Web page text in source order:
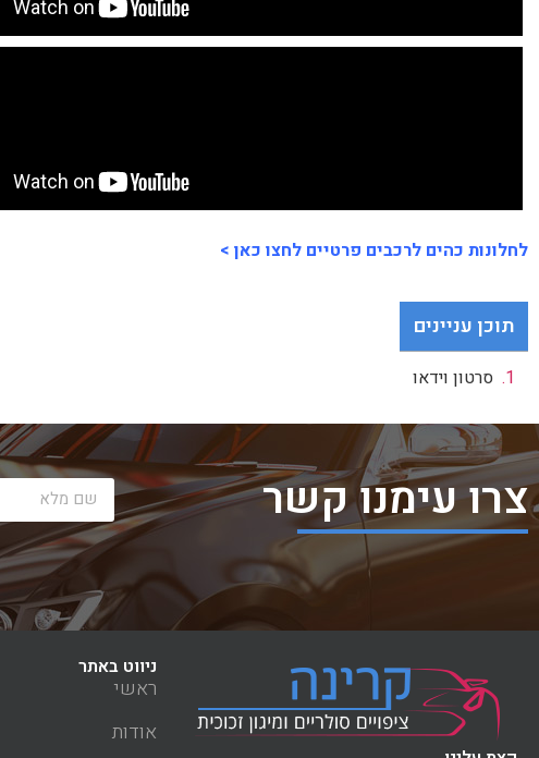
לחלונות כהים לרכבים פרטיים לחצו כאן >
תוכן עניינים
סרטון וידאו
צרו עימנו קשר
ניווט באתר
ראשי
אודות